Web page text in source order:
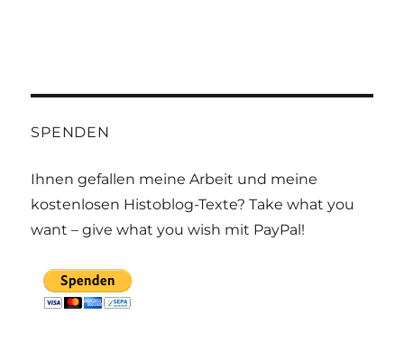
SPENDEN
Ihnen gefallen meine Arbeit und meine
kostenlosen Histoblog-Texte? Take what you
want – give what you wish mit PayPal!